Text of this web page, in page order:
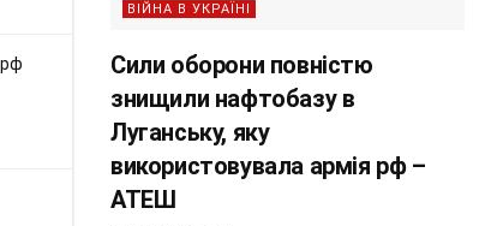
рф
ВІЙНА В УКРАЇНІ
Сили оборони повністю
знищили нафтобазу в
Луганську, яку
використовувала армія рф –
АТЕШ